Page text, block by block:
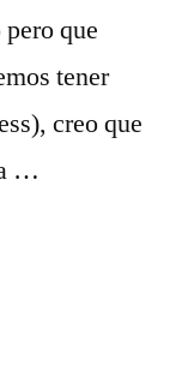
que
tener
creo que
…